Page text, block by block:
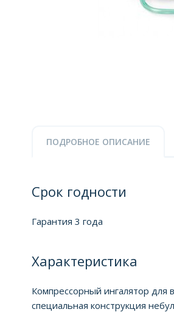
ПОДРОБНОЕ ОПИСАНИЕ
Срок годности
Гарантия 3 года
Характеристика
Компрессорный ингалятор
специальная конструкция